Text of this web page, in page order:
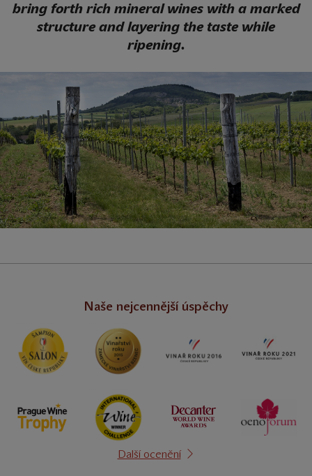
bring forth rich mineral wines with a marked
structure and layering the taste while
ripening.
Naše nejcennější úspěchy
Další ocenění